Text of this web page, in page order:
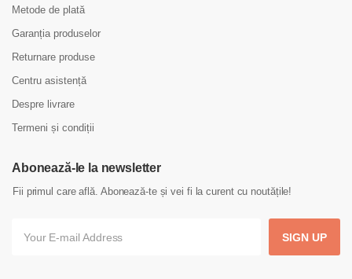
Metode de plată
Garanția produselor
Returnare produse
Centru asistență
Despre livrare
Termeni și condiții
Abonează-le la newsletter
Fii primul care află. Abonează-te și vei fi la curent cu noutățile!
SIGN UP